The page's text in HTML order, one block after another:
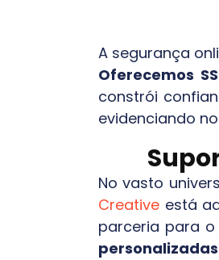
A segurança
Oferecemos
constrói
evidenciando
No vasto
Creative está
parceria para